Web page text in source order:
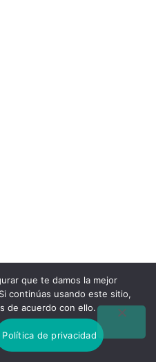
que te damos la mejor
continúas usando este sitio,
de acuerdo con ello.
Política de privacidad